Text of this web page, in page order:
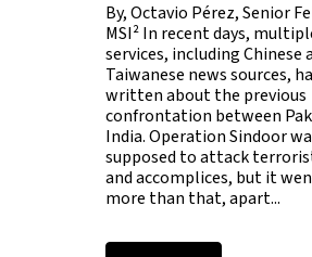
By, Octavio Pérez, Senior
MSI² In recent days,
services, including Chinese
Taiwanese news sources,
written about the previous
confrontation between
India. Operation Sindoor
supposed to attack
and accomplices, but it
more than that, apart...